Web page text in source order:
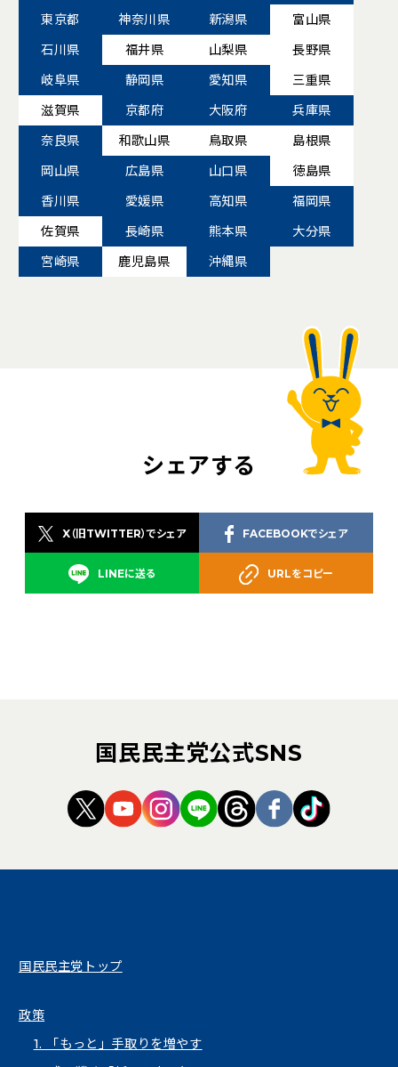
東京都
神奈川県 新潟県
富山県
石川県
福井県 山梨県
長野県
岐阜県
静岡県 愛知県
三重県
滋賀県
京都府 大阪府
兵庫県
奈良県
和歌山県 鳥取県
島根県
岡山県
広島県 山口県
徳島県
香川県
愛媛県 高知県
福岡県
佐賀県
長崎県 熊本県
大分県
宮崎県
鹿児島県 沖縄県
シェアする
X（旧TWITTER）でシェア
LINEに送る
FACEBOOKでシェア
URLをコピー
国民民主党公式SNS
（新しいタブで開く）
（新しいタブで開く）
（新しいタブで開く）
（新しいタブで開く）
（新しいタブで開
（新しいタブ
（新しい
国民民主党トップ
政策
1. 「もっと」手取りを増やす